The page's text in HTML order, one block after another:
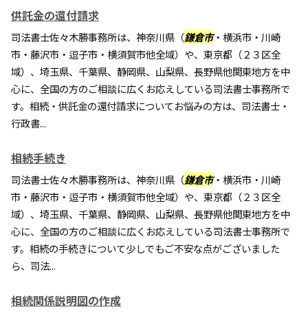
供託金の還付請求
司法書士佐々木勝事務所は、神奈川県（鎌倉市・横浜市・川崎
市・藤沢市・逗子市・横須賀市他全域）や、東京都（２３区全
域）、埼玉県、千葉県、静岡県、山梨県、長野県他関東地方を中
心に、全国の方のご相談に広くお応えしている司法書士事務所で
す。相続・供託金の還付請求についてお悩みの方は、司法書士・
行政書...
相続手続き
司法書士佐々木勝事務所は、神奈川県（鎌倉市・横浜市・川崎
市・藤沢市・逗子市・横須賀市他全域）や、東京都（２３区全
域）、埼玉県、千葉県、静岡県、山梨県、長野県他関東地方を中
心に、全国の方のご相談に広くお応えしている司法書士事務所で
す。相続の手続きについて少しでもご不安な点がございました
ら、司法...
相続関係説明図の作成